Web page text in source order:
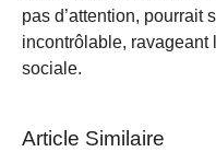
pas d’attention, pourrait
incontrôlable, ravageant
sociale.
Article Similaire